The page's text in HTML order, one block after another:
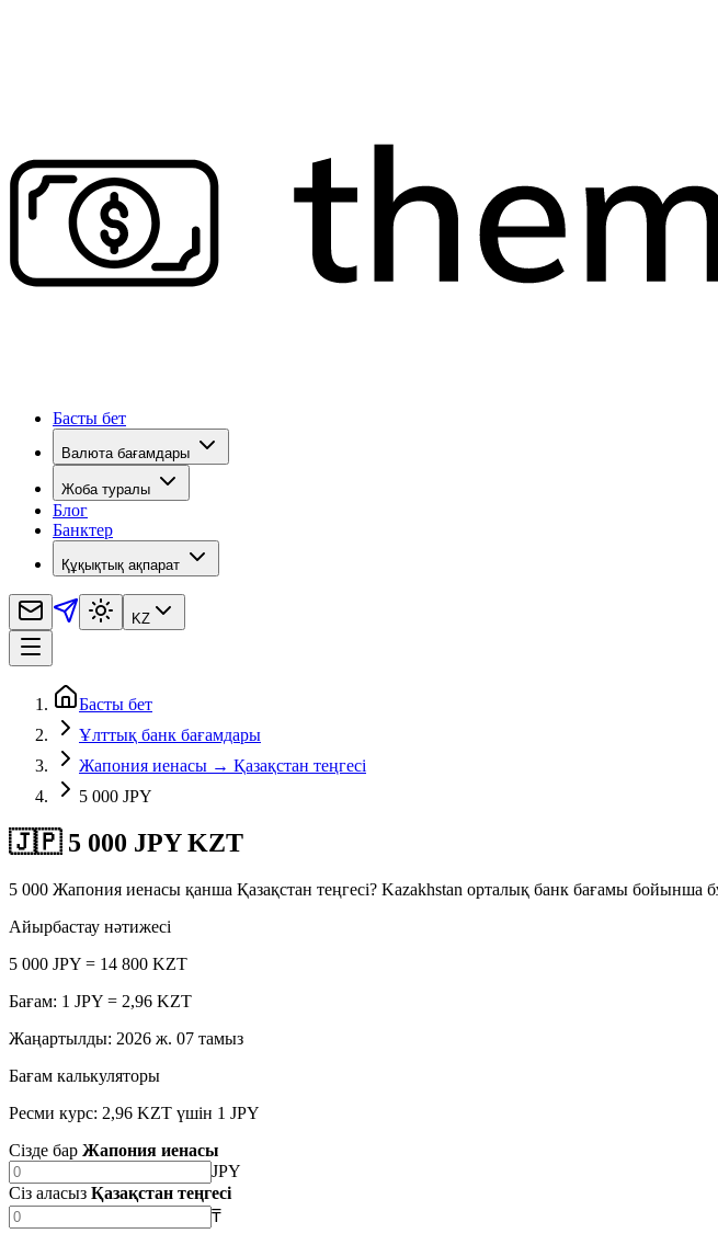
Басты бет
Валюта бағамдары
Жоба туралы
Блог
Банктер
Құқықтық ақпарат
KZ
Басты бет
Ұлттық банк бағамдары
Жапония иенасы → Қазақстан теңгесі
5 000 JPY
🇯🇵 5 000 JPY KZT
5 000 Жапония иенасы қанша Қазақстан теңгесі? Kazakhstan орталық банк бағамы бойынша
Айырбастау нәтижесі
5 000 JPY = 14 800 KZT
Бағам: 1 JPY = 2,96 KZT
Жаңартылды: 2026 ж. 07 тамыз
Бағам калькуляторы
Ресми курс: 2,96 KZT үшін 1 JPY
Сізде бар Жапония иенасы
JPY
Сіз аласыз Қазақстан теңгесі
₸